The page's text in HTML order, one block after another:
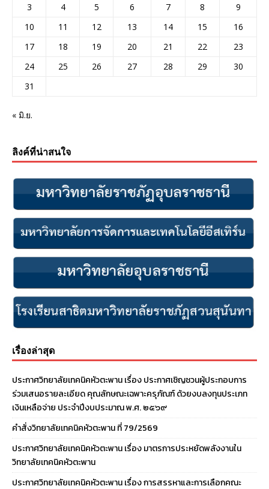
3
4 5 6 7 8
9
10
11 12 13 14 15
16
17
18 19 20 21 22
23
24
25 26 27 28 29
30
31
« มิ.ย.
ลิงค์ที่น่าสนใจ
เรื่องล่าสุด
ประกาศวิทยาลัยเทคนิคหัวตะพาน เรื่อง ประกาศเชิญชวนผู้ประกอบการ
ร่วมเสนอรายละเอียด คุณลักษณะเฉพาะครุภัณฑ์ ด้วยงบลงทุนประเภท
เงินเหลือจ่าย ประจําปีงบประมาณ พ.ศ. ๒๕๖๙
คำสั่งวิทยาลัยเทคนิคหัวตะพาน ที่ 79/2569
ประกาศวิทยาลัยเทคนิคหัวตะพาน เรื่อง มาตรการประหยัดพลังงานใน
วิทยาลัยเทคนิคหัวตะพาน
ประกาศวิทยาลัยเทคนิคหัวตะพาน เรื่อง การสรรหาและการเลือกคณะ